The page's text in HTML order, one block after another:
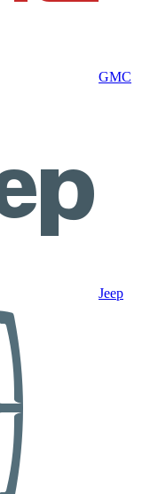
GMC
Jeep